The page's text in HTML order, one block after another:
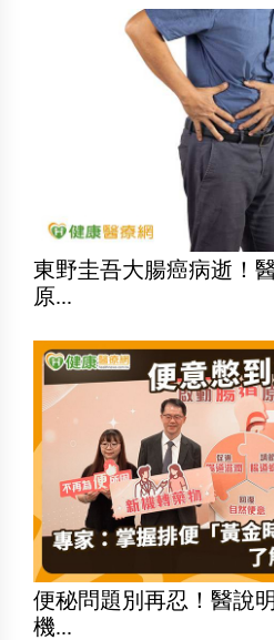
東野圭吾大腸癌病逝！
原...
便秘問題別再忍！醫說
機...